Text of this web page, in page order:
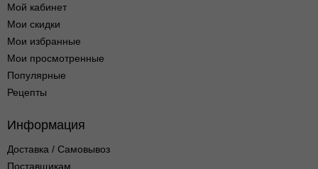
Мой кабинет
Мои скидки
Мои избранные
Мои просмотренные
Популярные
Рецепты
Информация
Доставка / Самовывоз
Поставщикам